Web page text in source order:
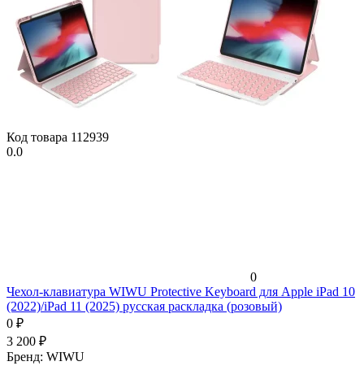
Код товара 112939
0.0
0
Чехол-клавиатура WIWU Protective Keyboard для Apple iPad 10
(2022)/iPad 11 (2025) русская раскладка (розовый)
0 ₽
3 200 ₽
Бренд: WIWU